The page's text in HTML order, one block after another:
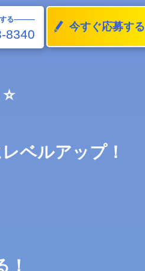
る
8340
今すぐ応募する
ベルアップ！
！